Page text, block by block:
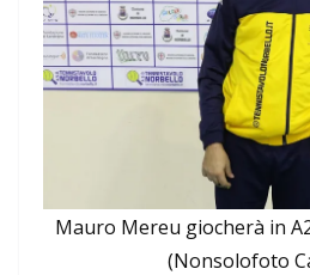
Mauro Mereu giocherà in
(Nonsolofoto